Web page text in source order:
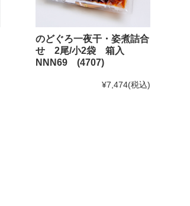
のどぐろ一夜干・姿煮詰合
せ 2尾/小2袋 箱入
NNN69 (4707)
¥7,474(税込)